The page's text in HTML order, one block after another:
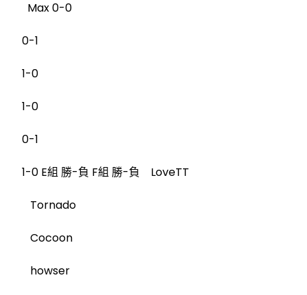
Max 0-0
0-1
1-0
1-0
0-1
1-0 E組 勝-負 F組 勝-負 LoveTT
Tornado
Cocoon
howser